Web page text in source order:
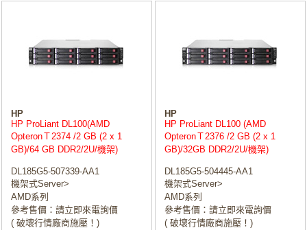
HP
HP ProLiant DL100(AMD
OpteronＴ2374 /2 GB (2 x 1
GB)/64 GB DDR2/2U/機架)
DL185G5-507339-AA1
機架式Server>
AMD系列
參考售價：請立即來電詢價
( 破壞行情廠商施壓！)
HP
HP ProLiant DL100 (AMD
OpteronＴ2376 /2 GB (2 x 1
GB)/32GB DDR2/2U/機架)
DL185G5-504445-AA1
機架式Server>
AMD系列
參考售價：請立即來電詢價
( 破壞行情廠商施壓！)